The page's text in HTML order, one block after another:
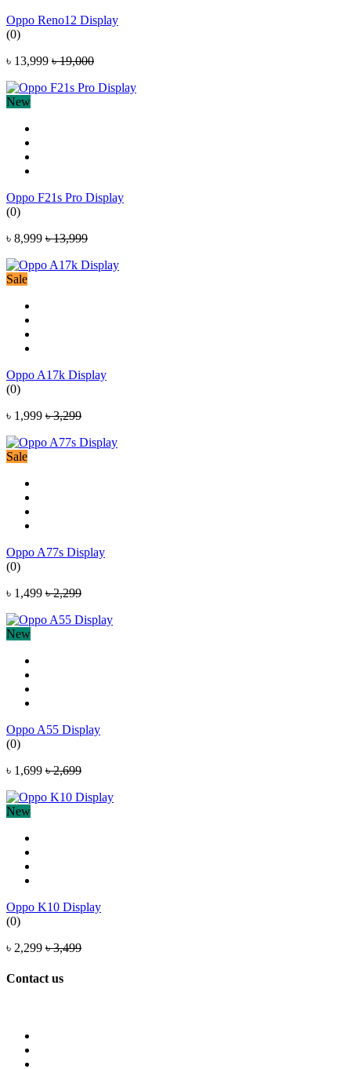
Oppo Reno12 Display
(0)
৳ 13,999 ৳ 19,000
New
Oppo F21s Pro Display
(0)
৳ 8,999 ৳ 13,999
Sale
Oppo A17k Display
(0)
৳ 1,999 ৳ 3,299
Sale
Oppo A77s Display
(0)
৳ 1,499 ৳ 2,299
New
Oppo A55 Display
(0)
৳ 1,699 ৳ 2,699
New
Oppo K10 Display
(0)
৳ 2,299 ৳ 3,499
Contact us